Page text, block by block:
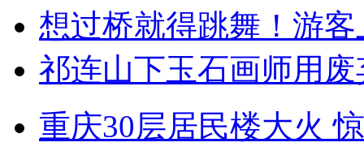
想过桥就得跳舞！游客
祁连山下玉石画师用
重庆30层居民楼大火